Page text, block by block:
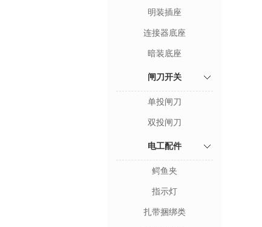
明装插座
连接器底座
暗装底座
闸刀开关
单投闸刀
双投闸刀
电工配件
鳄鱼夹
指示灯
扎带捆绑类